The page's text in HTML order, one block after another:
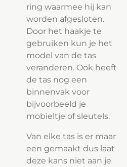
ring waarmee hij kan
worden afgesloten.
Door het haakje te
gebruiken kun je het
model van de tas
veranderen. Ook heeft
de tas nog een
binnenvak voor
bijvoorbeeld je
mobieltje of sleutels.
Van elke tas is er maar
een gemaakt dus laat
deze kans niet aan je